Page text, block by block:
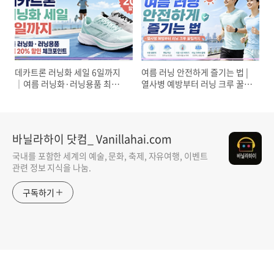
데카트론 러닝화 세일 6일까지
｜여름 러닝화·러닝용품 최대
여름 러닝 안전하게 즐기는 법 |
열사병 예방부터 러닝 크루 꿀팁
바닐라하이 닷컴_ Vanillahai.com
국내를 포함한 세계의 예술, 문화, 축제, 자유여행, 이벤트
관련 정보 지식을 나눔.
구독하기